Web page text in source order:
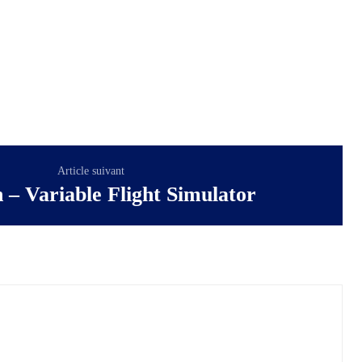
Article suivant
– Variable Flight Simulator